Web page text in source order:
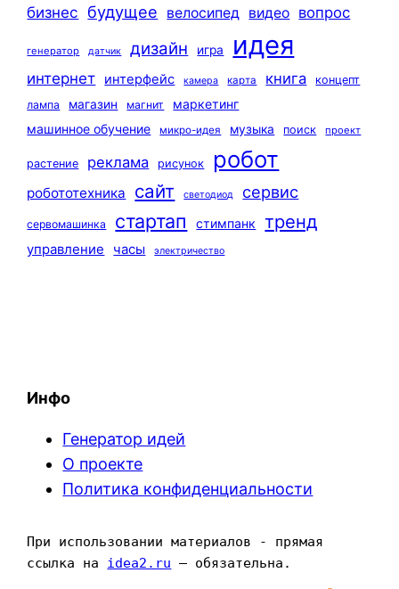
бизнес будущее велосипед видео вопрос
генератор датчик дизайн игра идея
интернет интерфейс камера карта книга
концепт
лампа
магазин магнит
маркетинг
машинное обучение
микро-идея музыка поиск проект
растение реклама рисунок робот
робототехника сайт светодиод сервис
сервомашинка стартап стимпанк тренд
управление часы электричество
Инфо
Генератор идей
О проекте
Политика конфиденциальности
При использовании материалов - прямая
ссылка на idea2.ru — обязательна.